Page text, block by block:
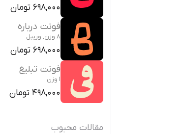
698,000 تومان
فونت درباره
8 وزن, وریبل
698,000 تومان
فونت تبلیغ
1 وزن
498,000 تومان
مقالات محبوب